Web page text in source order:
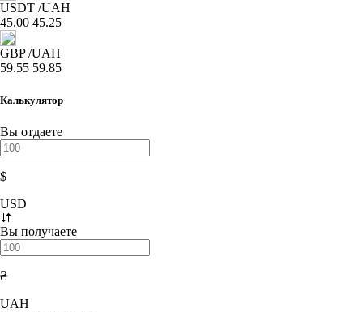
USDT /UAH
45.00 45.25
GBP /UAH
59.55 59.85
Калькулятор
Вы отдаете
$
USD
Вы получаете
₴
UAH